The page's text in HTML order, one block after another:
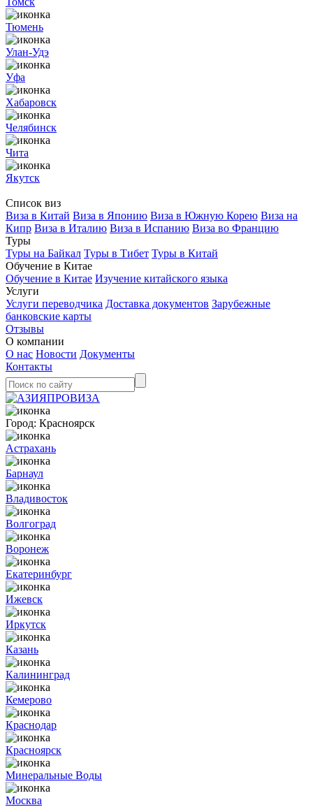
Тюмень
Улан-Удэ
Уфа
Хабаровск
Челябинск
Чита
Якутск
Список виз
Виза в Китай Виза в Японию Виза в Южную Корею Виза на
Кипр Виза в Италию Виза в Испанию Виза во Францию
Туры
Туры на Байкал Туры в Тибет Туры в Китай
Обучение в Китае
Обучение в Китае Изучение китайского языка
Услуги
Услуги переводчика Доставка документов Зарубежные
банковские карты
Отзывы
О компании
О нас Новости Документы
Контакты
Город: Красноярск
Астрахань
Барнаул
Владивосток
Волгоград
Воронеж
Екатеринбург
Ижевск
Иркутск
Казань
Калининград
Кемерово
Краснодар
Красноярск
Минеральные Воды
Москва